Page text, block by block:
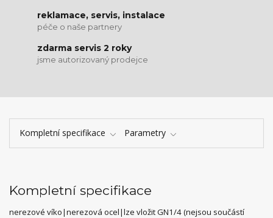
reklamace, servis, instalace
péče o naše partnery
zdarma servis 2 roky
jsme autorizovaný prodejce
Kompletní specifikace Parametry
Kompletní specifikace
nerezové víko|nerezová ocel|lze vložit GN1/4 (nejsou součástí